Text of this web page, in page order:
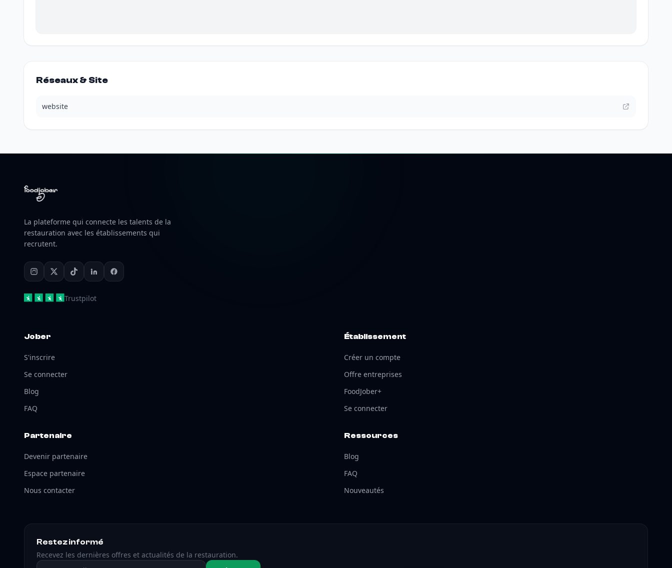
Réseaux & Site
website
La plateforme qui connecte les talents de la
restauration avec les établissements qui
recrutent.
Trustpilot
Jober
S'inscrire
Se connecter
Blog
FAQ
Établissement
Créer un compte
Offre entreprises
FoodJober+
Se connecter
Partenaire
Devenir partenaire
Espace partenaire
Nous contacter
Ressources
Blog
FAQ
Nouveautés
Restez informé
Recevez les dernières offres et actualités de la restauration.
Adresse email